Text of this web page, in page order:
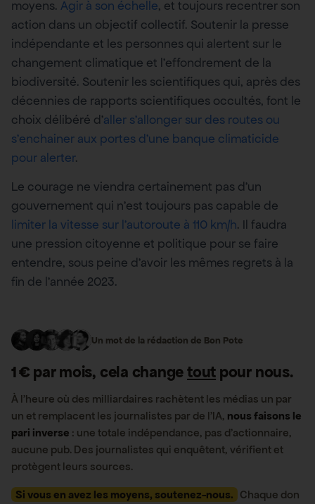
moyens. Agir à son échelle, et toujours recentrer son
action dans un objectif collectif. Soutenir la presse
indépendante et les personnes qui alertent sur le
changement climatique et l’effondrement de la
biodiversité. Soutenir les scientifiques qui, après des
décennies de rapports scientifiques occultés, font le
choix délibéré d’aller s’allonger sur des routes ou
s’enchainer aux portes d’une banque climaticide
pour alerter.
Le courage ne viendra certainement pas d’un
gouvernement qui n’est toujours pas capable de
limiter la vitesse sur l’autoroute à 110 km/h. Il faudra
une pression citoyenne et politique pour se faire
entendre, sous peine d’avoir les mêmes regrets à la
fin de l’année 2023.
Un mot de la rédaction de Bon Pote
1 € par mois, cela changetout pour nous.
À l’heure où des milliardaires rachètent les médias un par
un et remplacent les journalistes par de l’IA, nous faisons le
pari inverse : une totale indépendance, pas d’actionnaire,
aucune pub. Des journalistes qui enquêtent, vérifient et
protègent leurs sources.
Si vous en avez les moyens, soutenez-nous. Chaque don